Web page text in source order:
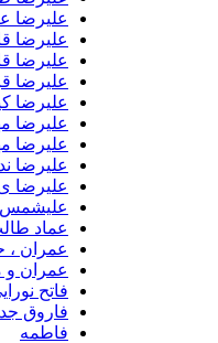
علیرضا عباس زاده
علیرضا قادری
علیرضا قاضی
علیرضا قربانی
علیرضا کیایی
علیرضا مهدیان
علیرضا مهرکام
علیرضا ندرلو
علیرضا ی
علیشمس و مهدی
عماد طالب زاده
عمران ، حامد
عمران و مجید
فاتح نورایی
فاروق جدلی